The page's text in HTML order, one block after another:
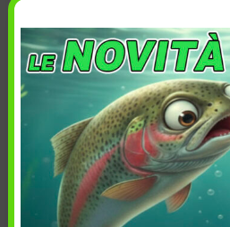
58,00€
Lunghezza: 14.5 cm
Peso: 1.6oz (44.8 gr)